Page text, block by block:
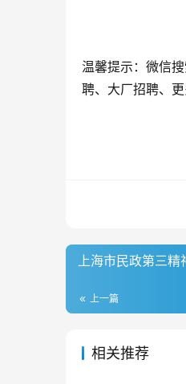
温馨提示：微信
聘、大厂招聘、更
上海市民政第三
上一篇
相关推荐